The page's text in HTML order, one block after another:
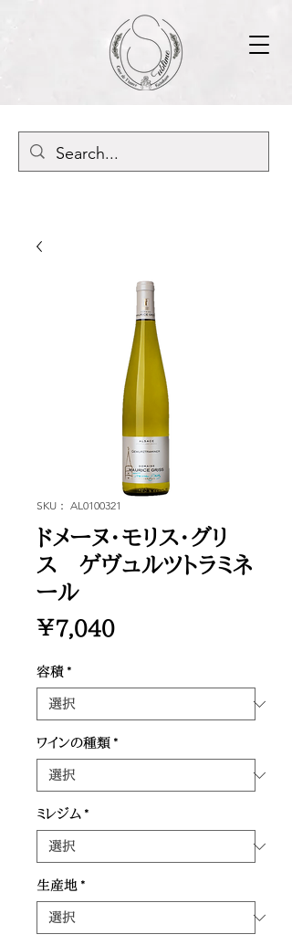
SKU： AL0100321
ドメーヌ・モリス・グリ
ス ゲヴュルツトラミネ
ール
￥7,040価
容積 *
ワインの種類 *
ミレジム *
生産地 *